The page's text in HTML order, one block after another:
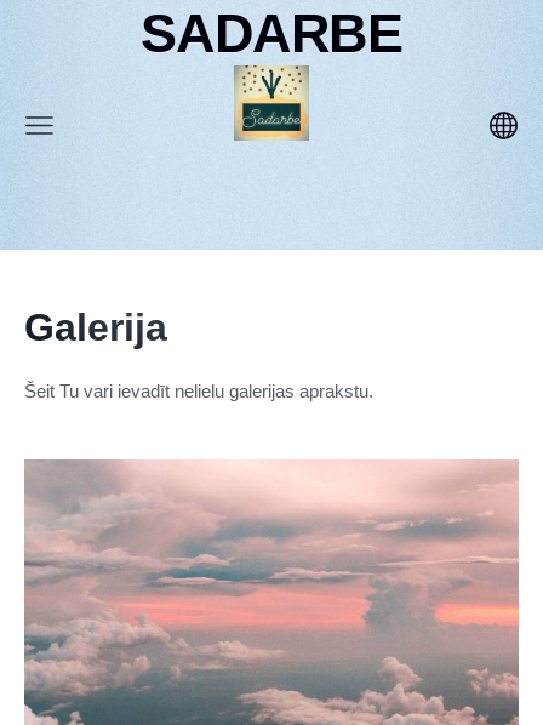
SADARBE
Galerija
Šeit Tu vari ievadīt nelielu galerijas aprakstu.